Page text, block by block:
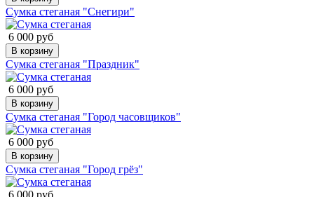
Сумка стеганая "Снегири"
6 000 руб
В корзину
Сумка стеганая "Праздник"
6 000 руб
В корзину
Сумка стеганая "Город часовщиков"
6 000 руб
В корзину
Сумка стеганая "Город грёз"
6 000 руб